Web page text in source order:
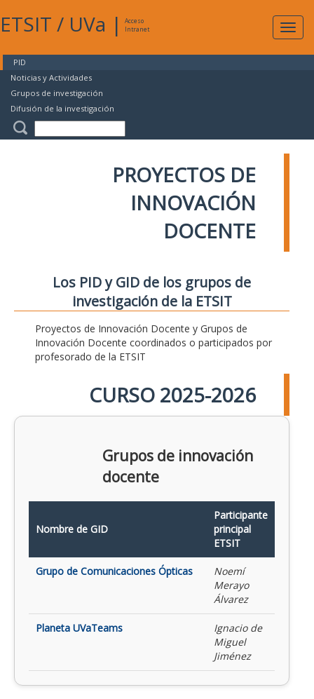
ETSIT / UVa |
Acceso
Intranet
PID
Noticias y Actividades
Grupos de investigación
Difusión de la investigación
PROYECTOS DE
INNOVACIÓN
DOCENTE
Los PID y GID de los grupos de
investigación de la ETSIT
Proyectos de Innovación Docente y Grupos de
Innovación Docente coordinados o participados por
profesorado de la ETSIT
CURSO 2025-2026
Grupos de innovación
docente
Nombre de GID
Participante
principal
ETSIT
Grupo de Comunicaciones Ópticas
Noemí
Merayo
Álvarez
Planeta UVaTeams
Ignacio de
Miguel
Jiménez